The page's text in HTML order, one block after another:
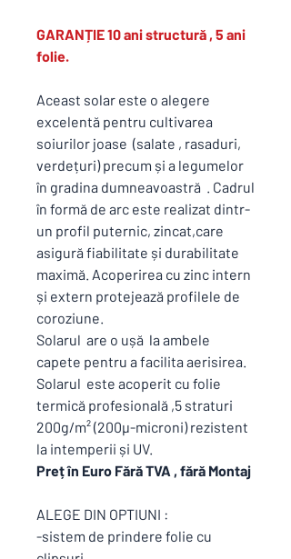
GARANȚIE 10 ani structură , 5 ani
folie.
Aceast solar este o alegere
excelentă pentru cultivarea
soiurilor joase (salate , rasaduri,
verdețuri) precum și a legumelor
în gradina dumneavoastră . Cadrul
în formă de arc este realizat dintr-
un profil puternic, zincat,care
asigură fiabilitate și durabilitate
maximă. Acoperirea cu zinc intern
și extern protejează profilele de
coroziune.
Solarul are o ușă la ambele
capete pentru a facilita aerisirea.
Solarul este acoperit cu folie
termică profesională ,5 straturi
200g/m² (200µ-microni) rezistent
la intemperii și UV.
Preț în Euro Fără TVA , fără Montaj
ALEGE DIN OPTIUNI :
-sistem de prindere folie cu